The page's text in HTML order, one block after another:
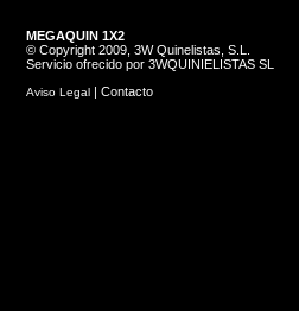
MEGAQUIN 1X2
© Copyright 2009, 3W Quinelistas, S.L.
Servicio ofrecido por 3WQUINIELISTAS SL
Aviso Legal | Contacto